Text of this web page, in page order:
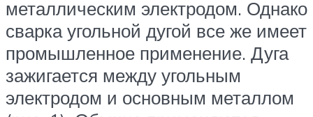
металлическим электродом. Однако
сварка угольной дугой все же имеет
промышленное применение. Дуга
зажигается между угольным
электродом и основным металлом